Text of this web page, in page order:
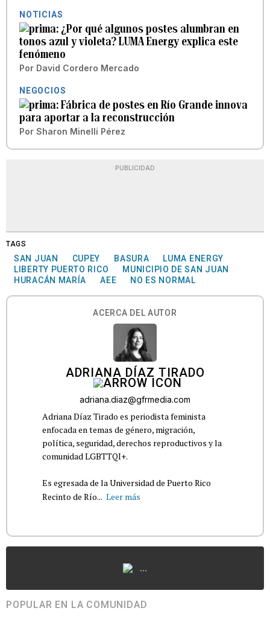
NOTICIAS
¿Por qué algunos postes alumbran en
tonos azul y violeta? LUMA Energy explica este
fenómeno
Por David Cordero Mercado
NEGOCIOS
Fábrica de postes en Río Grande innova
para aportar a la reconstrucción
Por Sharon Minelli Pérez
PUBLICIDAD
TAGS
SAN JUAN CUPEY BASURA
LUMA ENERGY
LIBERTY PUERTO RICO
MUNICIPIO DE SAN JUAN
HURACÁN MARÍA
AEE NO ES NORMAL
ACERCA DEL AUTOR
ADRIANA DÍAZ TIRADO
adriana.diaz@gfrmedia.com
Adriana Díaz Tirado es periodista feminista
enfocada en temas de género, migración,
política, seguridad, derechos reproductivos y la
comunidad LGBTTQI+.
Es egresada de la Universidad de Puerto Rico
Recinto de Río... Leer más
...
POPULAR EN LA COMUNIDAD